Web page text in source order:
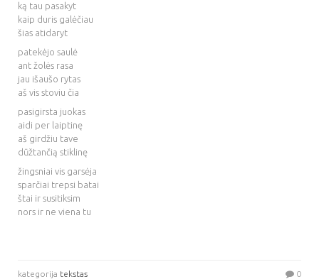
ką tau pasakyt
kaip duris galėčiau
šias atidaryt
patekėjo saulė
ant žolės rasa
jau išaušo rytas
aš vis stoviu čia
pasigirsta juokas
aidi per laiptinę
aš girdžiu tave
dūžtančią stiklinę
žingsniai vis garsėja
sparčiai trepsi batai
štai ir susitiksim
nors ir ne viena tu
kategorija tekstas 0